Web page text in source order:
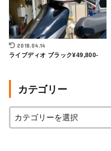
2018.04.14
ライブディオ ブラック¥49,800-
カテゴリー